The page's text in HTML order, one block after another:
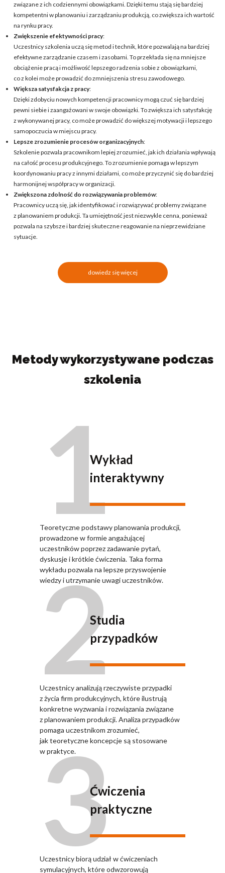
związane z ich codziennymi obowiązkami. Dzięki temu stają się bardziej
kompetentni w planowaniu i zarządzaniu produkcją, co zwiększa ich wartość
na rynku pracy.
Zwiększenie efektywności pracy:
Uczestnicy szkolenia uczą się metod i technik, które pozwalają na bardziej
efektywne zarządzanie czasem i zasobami. To przekłada się na mniejsze
obciążenie pracą i możliwość lepszego radzenia sobie z obowiązkami,
co z kolei może prowadzić do zmniejszenia stresu zawodowego.
Większa satysfakcja z pracy:
Dzięki zdobyciu nowych kompetencji pracownicy mogą czuć się bardziej
pewni siebie i zaangażowani w swoje obowiązki. To zwiększa ich satysfakcję
z wykonywanej pracy, co może prowadzić do większej motywacji i lepszego
samopoczucia w miejscu pracy.
Lepsze zrozumienie procesów organizacyjnych:
Szkolenie pozwala pracownikom lepiej zrozumieć, jak ich działania wpływają
na całość procesu produkcyjnego. To zrozumienie pomaga w lepszym
koordynowaniu pracy z innymi działami, co może przyczynić się do bardziej
harmonijnej współpracy w organizacji.
Zwiększona zdolność do rozwiązywania problemów:
Pracownicy uczą się, jak identyfikować i rozwiązywać problemy związane
z planowaniem produkcji. Ta umiejętność jest niezwykle cenna, ponieważ
pozwala na szybsze i bardziej skuteczne reagowanie na nieprzewidziane
sytuacje.
dowiedz się więcej
Metody wykorzystywane podczas
szkolenia
1Wykład
interaktywny
Teoretyczne podstawy planowania produkcji,
prowadzone w formie angażującej
uczestników poprzez zadawanie pytań,
dyskusje i krótkie ćwiczenia. Taka forma
wykładu pozwala na lepsze przyswojenie
wiedzy i utrzymanie uwagi uczestników.
2
Studia
przypadków
Uczestnicy analizują rzeczywiste przypadki
z życia firm produkcyjnych, które ilustrują
konkretne wyzwania i rozwiązania związane
z planowaniem produkcji. Analiza przypadków
pomaga uczestnikom zrozumieć,
jak teoretyczne koncepcje są stosowane
w praktyce.
3Ćwiczenia
praktyczne
Uczestnicy biorą udział w ćwiczeniach
symulacyjnych, które odwzorowują